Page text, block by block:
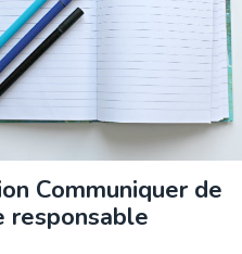
Communiquer de
responsable